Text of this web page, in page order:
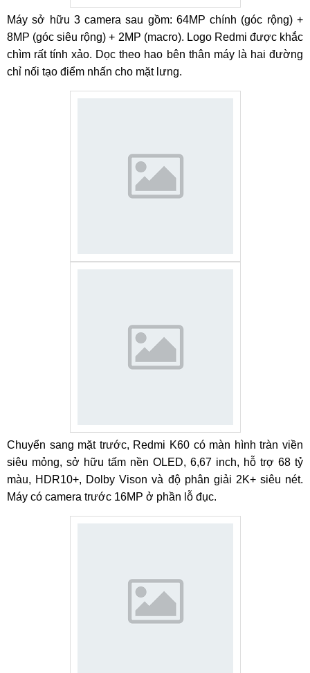
Máy sở hữu 3 camera sau gồm: 64MP chính (góc rộng) +
8MP (góc siêu rộng) + 2MP (macro). Logo Redmi được khắc
chìm rất tính xảo. Dọc theo hao bên thân máy là hai đường
chỉ nối tạo điểm nhấn cho mặt lưng.
Chuyển sang mặt trước, Redmi K60 có màn hình tràn viền
siêu mỏng, sở hữu tấm nền OLED, 6,67 inch, hỗ trợ 68 tỷ
màu, HDR10+, Dolby Vison và độ phân giải 2K+ siêu nét.
Máy có camera trước 16MP ở phần lỗ đục.